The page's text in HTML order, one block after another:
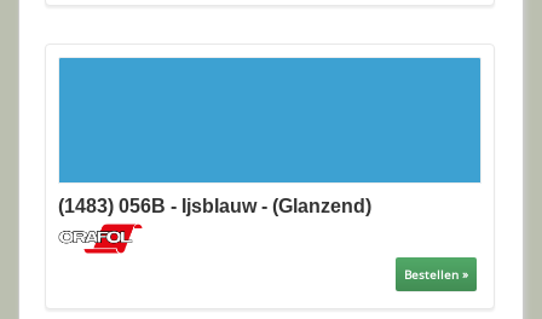
(1483) 056B - Ijsblauw - (Glanzend)
Bestellen »